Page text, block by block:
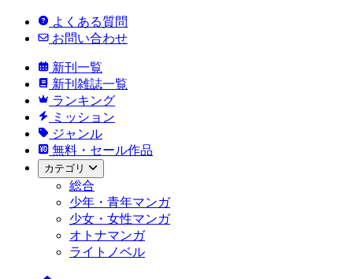
よくある質問
お問い合わせ
新刊一覧
新刊雑誌一覧
ランキング
ミッション
ジャンル
無料・セール作品
カテゴリ
総合
少年・青年マンガ
少女・女性マンガ
オトナマンガ
ライトノベル